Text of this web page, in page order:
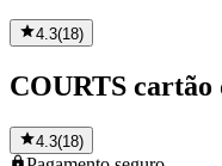
4.3(18)
COURTS cartão
4.3(18)